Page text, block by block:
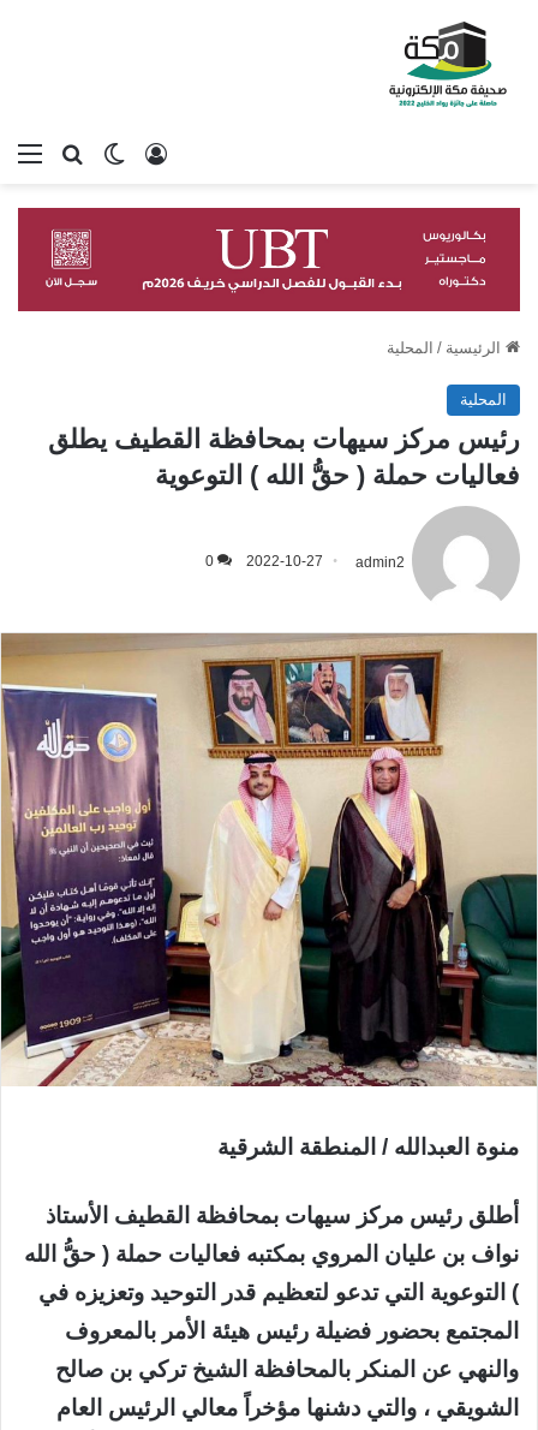
بحثالوضع
تسجيل الدخول
الرئيسية / المحلية
المحلية
رئيس مركز سيهات بمحافظة القطيف يطلق
فعاليات حملة ( حقُّ الله ) التوعوية
admin2
2022-10-27
0
منوة العبدالله / المنطقة الشرقية
أطلق رئيس مركز سيهات بمحافظة القطيف الأستاذ
نواف بن عليان المروي بمكتبه فعاليات حملة ( حقُّ الله
) التوعوية التي تدعو لتعظيم قدر التوحيد وتعزيزه في
المجتمع بحضور فضيلة رئيس هيئة الأمر بالمعروف
والنهي عن المنكر بالمحافظة الشيخ تركي بن صالح
الشويقي ، والتي دشنها مؤخراً معالي الرئيس العام